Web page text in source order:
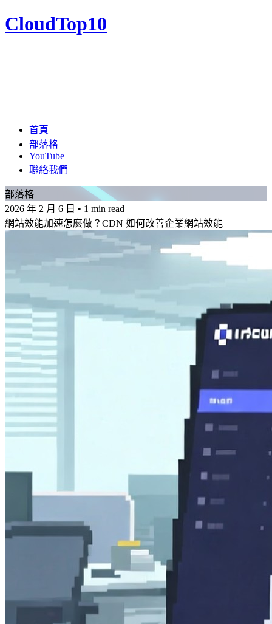
CloudTop10
首頁
部落格
YouTube
聯絡我們
部落格
2026 年 2 月 6 日 • 1 min read
網站效能加速怎麼做？CDN 如何改善企業網站效能